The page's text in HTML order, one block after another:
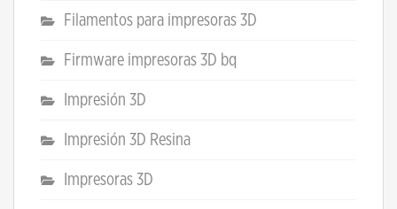
Filamentos para impresoras 3D
Firmware impresoras 3D bq
Impresión 3D
Impresión 3D Resina
Impresoras 3D